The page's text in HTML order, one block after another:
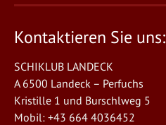
Kontaktieren Sie uns:
SCHIKLUB LANDECK
A 6500 Landeck – Perfuchs
Kristille 1 und Burschlweg 5
Mobil: +43 664 4036452